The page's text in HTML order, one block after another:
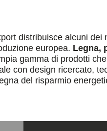
distribuisce alcuni dei
europea. Legna,
gamma di prodotti
con design ricercato,
del risparmio